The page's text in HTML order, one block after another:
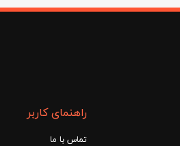
میشود و برای آمادگی دانش
به صورت خلاصه ، حل تست های
راهنمای کاربر
تماس با ما